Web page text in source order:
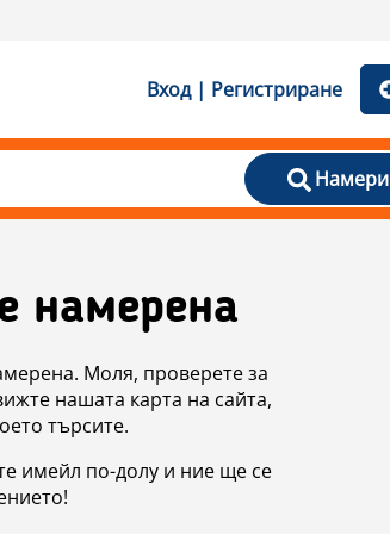
Вход | Регистриране
Намери
намерена
Моля, проверете за
нашата карта на сайта,
търсите.
имейл по-долу и ние ще се